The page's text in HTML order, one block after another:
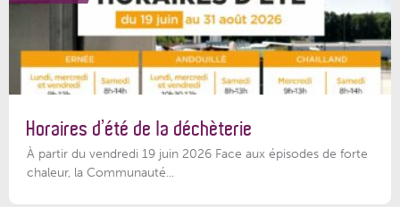
Horaires d’été de la déchèterie
À partir du vendredi 19 juin 2026 Face aux épisodes de forte
chaleur, la Communauté...